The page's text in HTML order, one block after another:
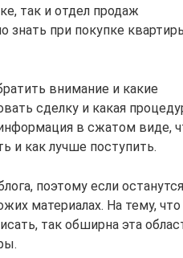
так и отдел продаж
знать при покупке
внимание и какие
сделку и какая
в сжатом виде,
и как лучше поступить.
поэтому если останутся
материалах. На тему, что
так обширна эта